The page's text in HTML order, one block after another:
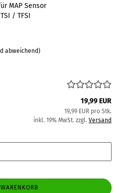
MAP Sensor
/ TFSI
abweichend)
19,99 EUR
19,99 EUR pro Stk.
inkl. 19% MwSt. zzgl. Versand